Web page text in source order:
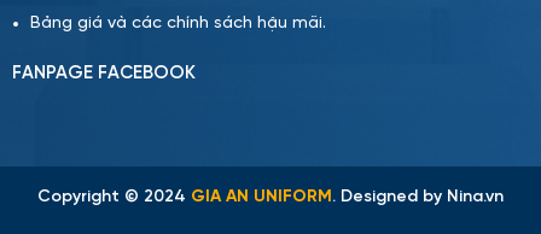
Bảng giá và các chính sách hậu mãi.
FANPAGE FACEBOOK
Copyright © 2024 GIA AN UNIFORM . Designed by Nina.vn